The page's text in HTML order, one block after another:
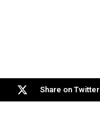
Share on Twitter